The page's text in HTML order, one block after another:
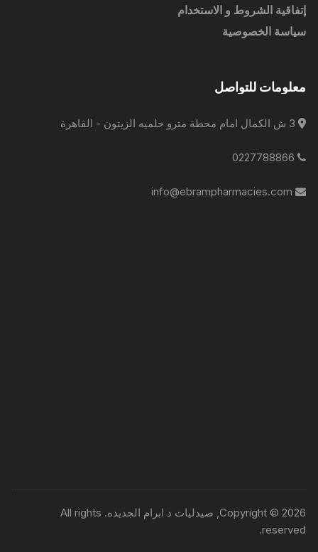
إتفاقية الشروط و الاستخدام
سياسة الخصوصية
معلومات للتواصل
Copyright © 2026, صيدليات د ابرام الجديده. All rights
reserved.